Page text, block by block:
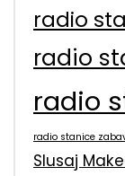
radio
radio
radio
radio stanice
Slusaj